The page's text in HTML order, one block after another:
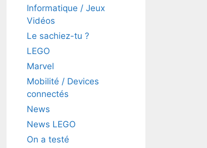
Informatique / Jeux
Vidéos
Le sachiez-tu ?
LEGO
Marvel
Mobilité / Devices
connectés
News
News LEGO
On a testé